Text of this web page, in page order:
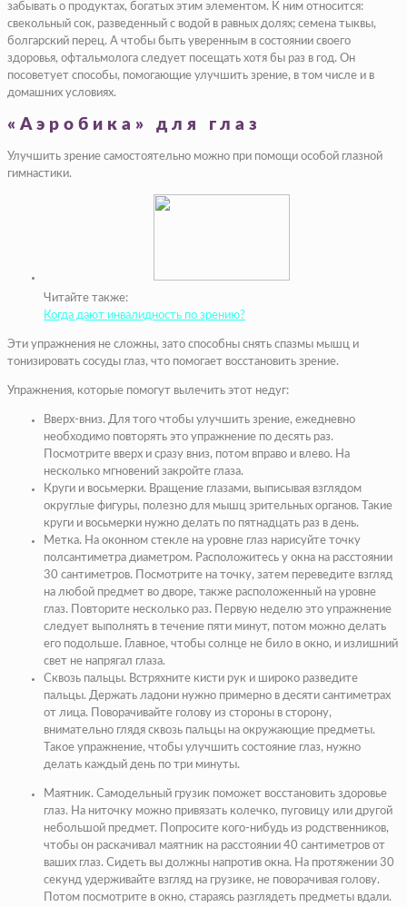
забывать о продуктах, богатых этим элементом. К ним относится:
свекольный сок, разведенный с водой в равных долях; семена тыквы,
болгарский перец. А чтобы быть уверенным в состоянии своего
здоровья, офтальмолога следует посещать хотя бы раз в год. Он
посоветует способы, помогающие улучшить зрение, в том числе и в
домашних условиях.
«Аэробика» для глаз
Улучшить зрение самостоятельно можно при помощи особой глазной
гимнастики.
Читайте также:
Когда дают инвалидность по зрению?
Эти упражнения не сложны, зато способны снять спазмы мышц и
тонизировать сосуды глаз, что помогает восстановить зрение.
Упражнения, которые помогут вылечить этот недуг:
Вверх-вниз. Для того чтобы улучшить зрение, ежедневно
необходимо повторять это упражнение по десять раз.
Посмотрите вверх и сразу вниз, потом вправо и влево. На
несколько мгновений закройте глаза.
Круги и восьмерки. Вращение глазами, выписывая взглядом
округлые фигуры, полезно для мышц зрительных органов. Такие
круги и восьмерки нужно делать по пятнадцать раз в день.
Метка. На оконном стекле на уровне глаз нарисуйте точку
полсантиметра диаметром. Расположитесь у окна на расстоянии
30 сантиметров. Посмотрите на точку, затем переведите взгляд
на любой предмет во дворе, также расположенный на уровне
глаз. Повторите несколько раз. Первую неделю это упражнение
следует выполнять в течение пяти минут, потом можно делать
его подольше. Главное, чтобы солнце не било в окно, и излишний
свет не напрягал глаза.
Сквозь пальцы. Встряхните кисти рук и широко разведите
пальцы. Держать ладони нужно примерно в десяти сантиметрах
от лица. Поворачивайте голову из стороны в сторону,
внимательно глядя сквозь пальцы на окружающие предметы.
Такое упражнение, чтобы улучшить состояние глаз, нужно
делать каждый день по три минуты.
Маятник. Самодельный грузик поможет восстановить здоровье
глаз. На ниточку можно привязать колечко, пуговицу или другой
небольшой предмет. Попросите кого-нибудь из родственников,
чтобы он раскачивал маятник на расстоянии 40 сантиметров от
ваших глаз. Сидеть вы должны напротив окна. На протяжении 30
секунд удерживайте взгляд на грузике, не поворачивая голову.
Потом посмотрите в окно, стараясь разглядеть предметы вдали.